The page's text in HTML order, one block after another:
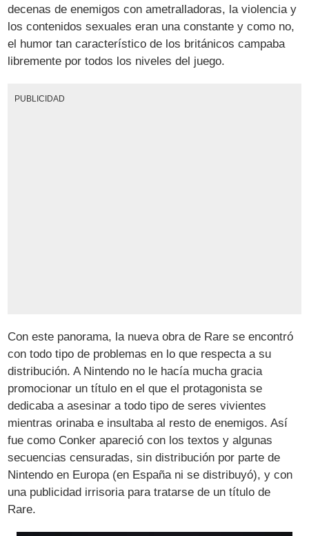
decenas de enemigos con ametralladoras, la violencia y
los contenidos sexuales eran una constante y como no,
el humor tan característico de los británicos campaba
libremente por todos los niveles del juego.
PUBLICIDAD
Con este panorama, la nueva obra de Rare se encontró
con todo tipo de problemas en lo que respecta a su
distribución. A Nintendo no le hacía mucha gracia
promocionar un título en el que el protagonista se
dedicaba a asesinar a todo tipo de seres vivientes
mientras orinaba e insultaba al resto de enemigos. Así
fue como Conker apareció con los textos y algunas
secuencias censuradas, sin distribución por parte de
Nintendo en Europa (en España ni se distribuyó), y con
una publicidad irrisoria para tratarse de un título de
Rare.